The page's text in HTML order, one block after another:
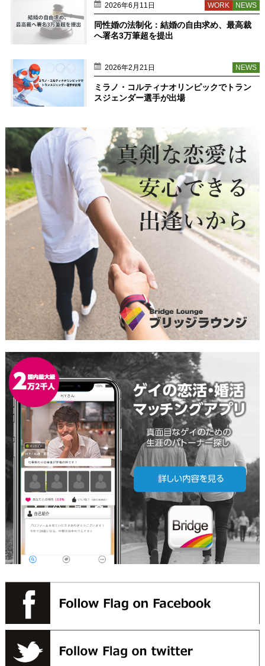
2026年6月11日 NEWS
WORK
同性婚の法制化：結婚の自由求め、最高裁
へ署名3万筆超を提出
2026年2月21日 NEWS
ミラノ・コルティナオリンピックでトラン
スジェンダー選手が出場